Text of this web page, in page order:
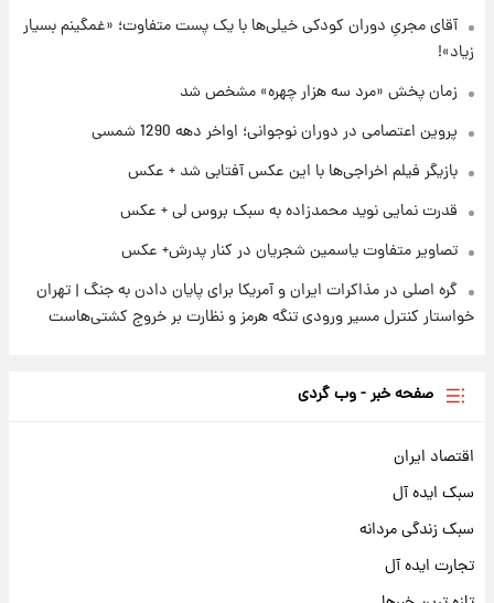
علی مطهری: اجرای کامل تفاهم‌نامه اسلام‌آباد،
آقای مجریِ دوران کودکی خیلی‌ها با یک پست متفاوت؛ «غمگینم بسیار
زیاد»!
زمان پخش «مرد سه هزار چهره» مشخص شد
پروین اعتصامی در دوران نوجوانی؛ اواخر دهه 1290 شمسی
بازیگر فیلم اخراجی‌ها با این عکس آفتابی شد + عکس
قدرت نمایی نوید محمدزاده به سبک بروس لی + عکس
تصاویر متفاوت یاسمین شجریان در کنار پدرش+ عکس
گره اصلی در مذاکرات ایران و آمریکا برای پایان دادن به جنگ | تهران
خواستار کنترل مسیر ورودی تنگه هرمز و نظارت بر خروج کشتی‌هاست
صفحه خبر - وب گردی
اقتصاد ایران
سبک ایده آل
سبک زندگی مردانه
تجارت ایده آل